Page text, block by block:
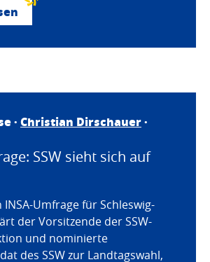
· Christian Dirschauer·
SSW sieht sich auf
Umfrage für Schleswig-
der Vorsitzende der SSW-
und nominierte
des SSW zur Landtagswahl,